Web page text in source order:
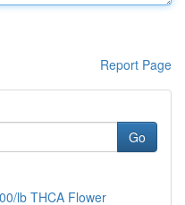
Report Page
Go
lb THCA Flower